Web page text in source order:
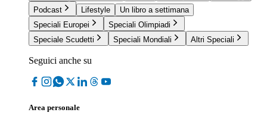
Podcast
Lifestyle
Un libro a settimana
Speciali Europei
Speciali Olimpiadi
Speciale Scudetti
Speciali Mondiali Altri Speciali
Seguici anche su
Area personale